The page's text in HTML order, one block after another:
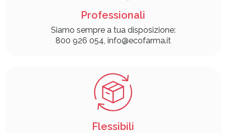
Professionali
Siamo sempre a tua disposizione:
800 926 054, info@ecofarma.it
Flessibili